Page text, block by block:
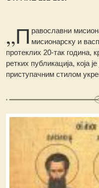
„П равославни
мисионарску и
протеклих 20-так година,
ретких публикација, која
приступачним стилом